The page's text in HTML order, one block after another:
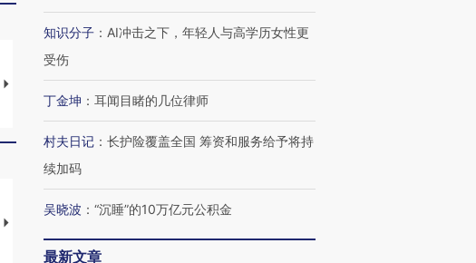
马航飞行员跨国走私7万
粒摇头丸 尿检体内含3种
视线｜被称为“蟑螂”的印
度Z世代 用街头抗争将教
育部长拱下台
视线｜“入侵”还是“人道危
飞地休达
【推广】走进第四届链博
会，让数智科技“链”接产
【特别呈现】寻找100种
CFO：不靠规模取胜，华
知识分子 ： AI冲击之下，年轻人与高学历女性更
受伤
丁金坤 ： 耳闻目睹的几位律师
村夫日记 ： 长护险覆盖全国 筹资和服务给予将持
续加码
吴晓波 ： “沉睡”的10万亿元公积金
最新文章